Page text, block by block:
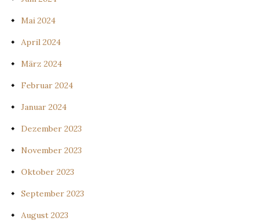
Mai 2024
April 2024
März 2024
Februar 2024
Januar 2024
Dezember 2023
November 2023
Oktober 2023
September 2023
August 2023